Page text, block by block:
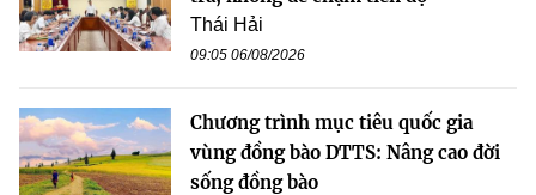
Thái Hải
09:05 06/08/2026
Chương trình mục tiêu quốc gia
vùng đồng bào DTTS: Nâng cao đời
sống đồng bào